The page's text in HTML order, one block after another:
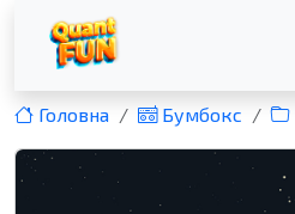
Головна Бумбокс